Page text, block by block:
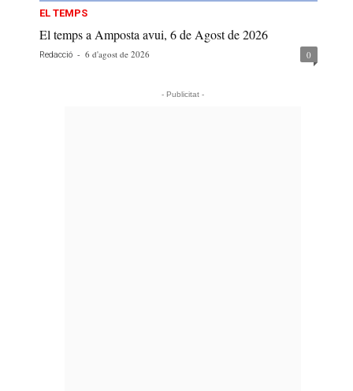
EL TEMPS
El temps a Amposta avui, 6 de Agost de 2026
Redacció - 6 d'agost de 2026 0
- Publicitat -